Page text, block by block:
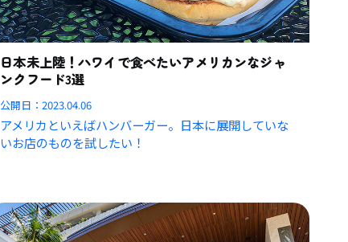
日本未上陸！ハワイで食べたいアメリカンなジャ
ンクフード3選
公開日：2023.04.06
アメリカといえばハンバーガー。日本に展開していな
いお店のものを試したい！